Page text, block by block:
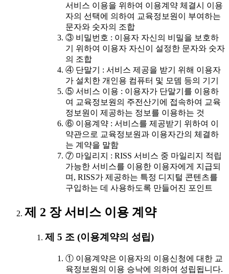
서비스 이용을 위하여 이용계약 체결시 이용
자의 선택에 의하여 교육정보원이 부여하는
문자와 숫자의 조합
③ 비밀번호 : 이용자 자신의 비밀을 보호하
기 위하여 이용자 자신이 설정한 문자와 숫자
의 조합
④ 단말기 : 서비스 제공을 받기 위해 이용자
가 설치한 개인용 컴퓨터 및 모뎀 등의 기기
⑤ 서비스 이용 : 이용자가 단말기를 이용하
여 교육정보원의 주전산기에 접속하여 교육
정보원이 제공하는 정보를 이용하는 것
⑥ 이용계약 : 서비스를 제공받기 위하여 이
약관으로 교육정보원과 이용자간의 체결하
는 계약을 말함
⑦ 마일리지 : RISS 서비스 중 마일리지 적립
가능한 서비스를 이용한 이용자에게 지급되
며, RISS가 제공하는 특정 디지털 콘텐츠를
구입하는 데 사용하도록 만들어진 포인트
제 2 장 서비스 이용 계약
제 5 조 (이용계약의 성립)
① 이용계약은 이용자의 이용신청에 대한 교
육정보원의 이용 승낙에 의하여 성립됩니다.